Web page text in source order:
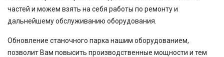
частей и можем взять на себя работы по ремонту и
дальнейшему обслуживанию оборудования.
Обновление станочного парка нашим оборудованием,
позволит Вам повысить производственные мощности и тем